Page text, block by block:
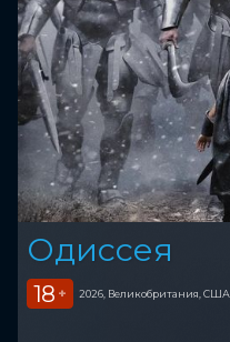
Одиссея
18 + 2026, Великобритания, США